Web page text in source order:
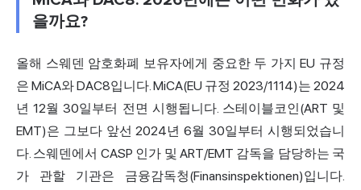
을까요?
올해 스웨덴 암호화폐 보유자에게 중요한 두 가지 EU 규정
은 MiCA와 DAC8입니다. MiCA(EU 규정 2023/1114)는 2024
년 12월 30일부터 전면 시행됩니다. 스테이블코인(ART 및
EMT)은 그보다 앞선 2024년 6월 30일부터 시행되었습니
다. 스웨덴에서 CASP 인가 및 ART/EMT 감독을 담당하는 국
가 관할 기관은 금융감독청(Finansinspektionen)입니다.